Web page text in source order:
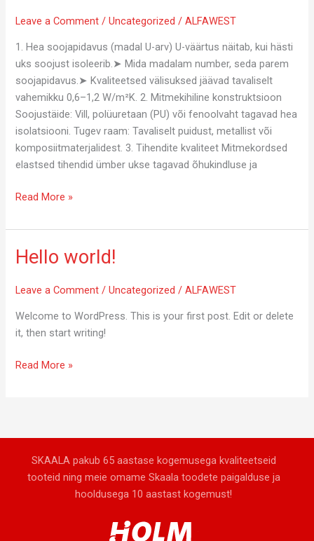
Leave a Comment /Uncategorized /ALFAWEST
1. Hea soojapidavus (madal U-arv) U-väärtus näitab, kui hästi
uks soojust isoleerib.➤ Mida madalam number, seda parem
soojapidavus.➤ Kvaliteetsed välisuksed jäävad tavaliselt
vahemikku 0,6–1,2 W/m²K. 2. Mitmekihiline konstruktsioon
Soojustäide: Vill, polüuretaan (PU) või fenoolvaht tagavad hea
isolatsiooni. Tugev raam: Tavaliselt puidust, metallist või
komposiitmaterjalidest. 3. Tihendite kvaliteet Mitmekordsed
elastsed tihendid ümber ukse tagavad õhukindluse ja
Välisuksed:
on
energiatõhus
ja
uks?
Read More »
Hello world!
Leave a Comment /Uncategorized /ALFAWEST
Welcome to WordPress. This is your first post. Edit or delete
it, then start writing!
Hello
Read More »
SKAALA pakub 65 aastase kogemusega kvaliteetseid
tooteid ning meie omame Skaala toodete paigalduse ja
hooldusega 10 aastast kogemust!